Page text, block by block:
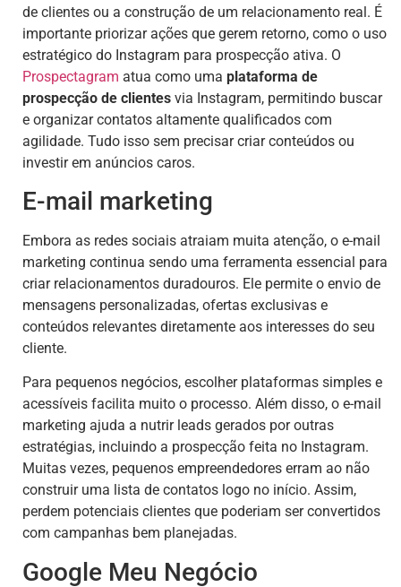
de clientes ou a construção de um relacionamento real. É
importante priorizar ações que gerem retorno, como o uso
estratégico do Instagram para prospecção ativa. O
Prospectagram atua como uma plataforma de
prospecção de clientes via Instagram, permitindo buscar
e organizar contatos altamente qualificados com
agilidade. Tudo isso sem precisar criar conteúdos ou
investir em anúncios caros.
E-mail marketing
Embora as redes sociais atraiam muita atenção, o e-mail
marketing continua sendo uma ferramenta essencial para
criar relacionamentos duradouros. Ele permite o envio de
mensagens personalizadas, ofertas exclusivas e
conteúdos relevantes diretamente aos interesses do seu
cliente.
Para pequenos negócios, escolher plataformas simples e
acessíveis facilita muito o processo. Além disso, o e-mail
marketing ajuda a nutrir leads gerados por outras
estratégias, incluindo a prospecção feita no Instagram.
Muitas vezes, pequenos empreendedores erram ao não
construir uma lista de contatos logo no início. Assim,
perdem potenciais clientes que poderiam ser convertidos
com campanhas bem planejadas.
Google Meu Negócio